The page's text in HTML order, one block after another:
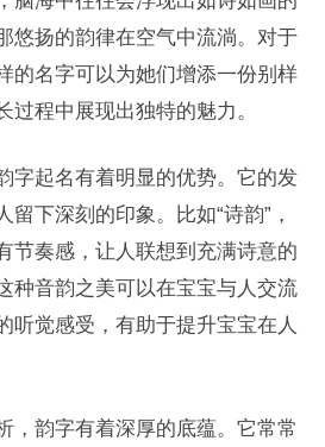
悠扬的韵律在空气中流淌。对于
的名字可以为她们增添一份别样
过程中展现出独特的魅力。
字起名有着明显的优势。它的发
下深刻的印象。比如“诗韵”，
节奏感，让人联想到充满诗意的
种音韵之美可以在宝宝与人交流
听觉感受，有助于提升宝宝在人
，韵字有着深厚的底蕴。它常常